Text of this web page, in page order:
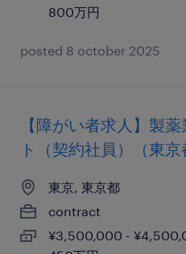
800万円
posted 8 october 2025
【障がい者求人】製
ト（契約社員）（東京
東京, 東京都
contract
¥3,500,000 -